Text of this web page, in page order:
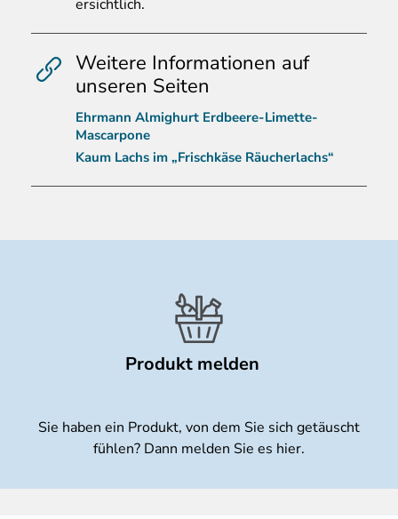
ersichtlich.
Weitere Informationen auf
unseren Seiten
Ehrmann Almighurt Erdbeere-Limette-
Mascarpone
Kaum Lachs im „Frischkäse Räucherlachs“
Produkt melden
Sie haben ein Produkt, von dem Sie sich getäuscht
fühlen? Dann melden Sie es hier.